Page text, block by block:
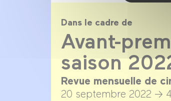
Dans le cadre de
Avant-
saison
Revue mensuelle de
20 septembre 2022 →